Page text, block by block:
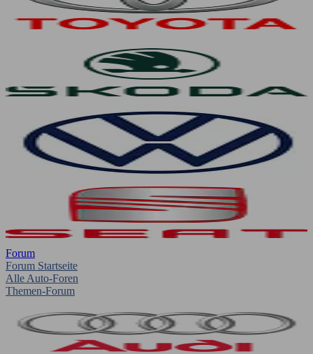
Forum
Forum Startseite
Alle Auto-Foren
Themen-Forum